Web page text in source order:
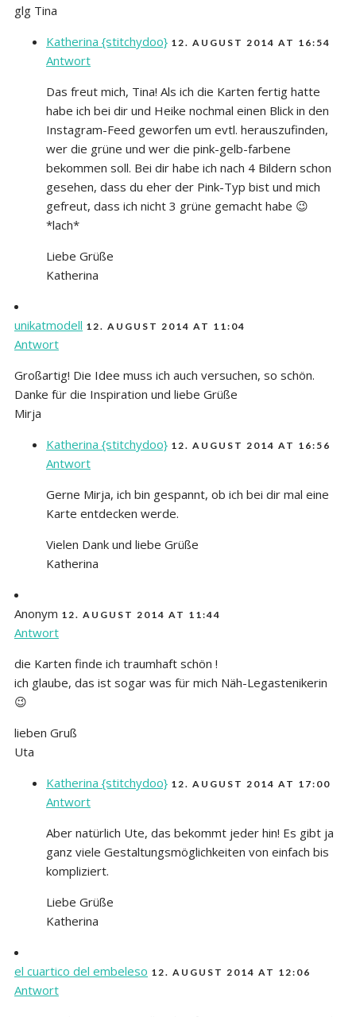
glg Tina
Katherina {stitchydoo} 12. AUGUST 2014 AT 16:54
Antwort
Das freut mich, Tina! Als ich die Karten fertig hatte
habe ich bei dir und Heike nochmal einen Blick in den
Instagram-Feed geworfen um evtl. herauszufinden,
wer die grüne und wer die pink-gelb-farbene
bekommen soll. Bei dir habe ich nach 4 Bildern schon
gesehen, dass du eher der Pink-Typ bist und mich
gefreut, dass ich nicht 3 grüne gemacht habe 😉
*lach*
Liebe Grüße
Katherina
unikatmodell 12. AUGUST 2014 AT 11:04
Antwort
Großartig! Die Idee muss ich auch versuchen, so schön.
Danke für die Inspiration und liebe Grüße
Mirja
Katherina {stitchydoo} 12. AUGUST 2014 AT 16:56
Antwort
Gerne Mirja, ich bin gespannt, ob ich bei dir mal eine
Karte entdecken werde.
Vielen Dank und liebe Grüße
Katherina
Anonym 12. AUGUST 2014 AT 11:44
Antwort
die Karten finde ich traumhaft schön !
ich glaube, das ist sogar was für mich Näh-Legastenikerin
😉
lieben Gruß
Uta
Katherina {stitchydoo} 12. AUGUST 2014 AT 17:00
Antwort
Aber natürlich Ute, das bekommt jeder hin! Es gibt ja
ganz viele Gestaltungsmöglichkeiten von einfach bis
kompliziert.
Liebe Grüße
Katherina
el cuartico del embeleso 12. AUGUST 2014 AT 12:06
Antwort